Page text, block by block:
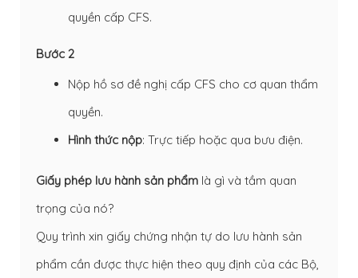
quyền cấp CFS.
Bước 2
Nộp hồ sơ đề nghị cấp CFS cho cơ quan thẩm
quyền.
Hình thức nộp: Trực tiếp hoặc qua bưu điện.
Giấy phép lưu hành sản phẩm là gì và tầm quan
trọng của nó?
Quy trình xin giấy chứng nhận tự do lưu hành sản
phẩm cần được thực hiện theo quy định của các Bộ,